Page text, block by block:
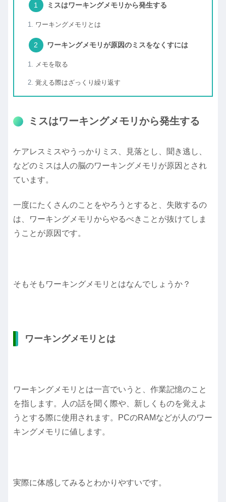
ミスはワーキングメモリから発生する
ワーキングメモリとは
ワーキングメモリが原因のミスをなくすには
メモを取る
覚える際はざっくり繰り返す
ミスはワーキングメモリから発生する
ケアレスミスやうっかりミス、見落とし、聞き逃し、
などのミスは人の脳のワーキングメモリが原因とされ
ています。
一度にたくさんのことをやろうとすると、失敗するの
は、ワーキングメモリからやるべきことが抜けてしま
うことが原因です。
そもそもワーキングメモリとはなんでしょうか？
ワーキングメモリとは
ワーキングメモリとは一言でいうと、作業記憶のこと
を指します。人の話を聞く際や、新しくものを覚えよ
うとする際に使用されます。PCのRAMなどが人のワー
キングメモリに値します。
実際に体感してみるとわかりやすいです。